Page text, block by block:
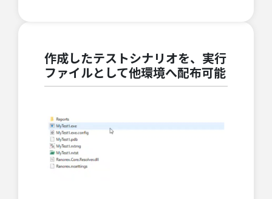
作成したテストシナリオを、実行
ファイルとして他環境へ配布可能